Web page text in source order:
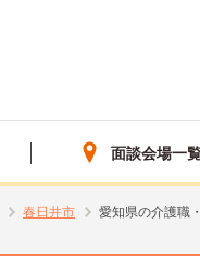
面談会場一
春日井市 愛知県の介護職